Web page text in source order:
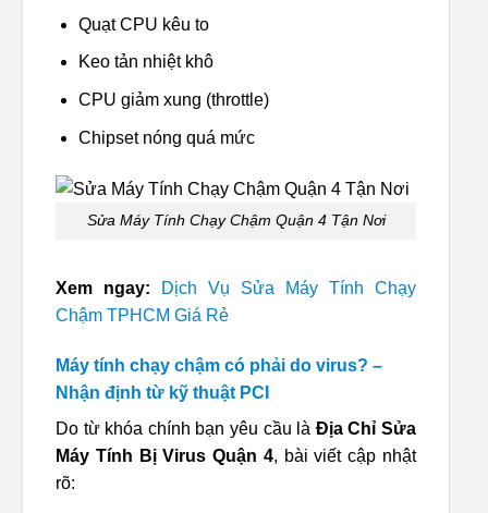
Quạt CPU kêu to
Keo tản nhiệt khô
CPU giảm xung (throttle)
Chipset nóng quá mức
Sửa Máy Tính Chạy Chậm Quận 4 Tận Nơi
Xem ngay:
Dịch Vụ Sửa Máy Tính Chạy
Chậm TPHCM Giá Rẻ
Máy tính chạy chậm có phải do virus? –
Nhận định từ kỹ thuật PCI
Do từ khóa chính bạn yêu cầu là Địa Chỉ Sửa
Máy Tính Bị Virus Quận 4, bài viết cập nhật
rõ: